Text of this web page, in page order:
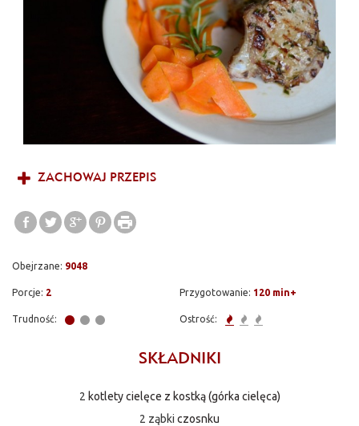
ZACHOWAJ PRZEPIS
Obejrzane: 9048
Porcje: 2 Przygotowanie: 120 min+
Trudność: Ostrość:
SKŁADNIKI
2 kotlety cielęce z kostką (górka cielęca)
2 ząbki czosnku